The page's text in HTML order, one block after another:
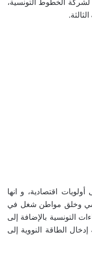
لشركة الخطوط التونسية،
اقتصادية، و انها
وخلق مواطن شغل في
التونسية بالإضافة إلى
الطاقة النووية إلى